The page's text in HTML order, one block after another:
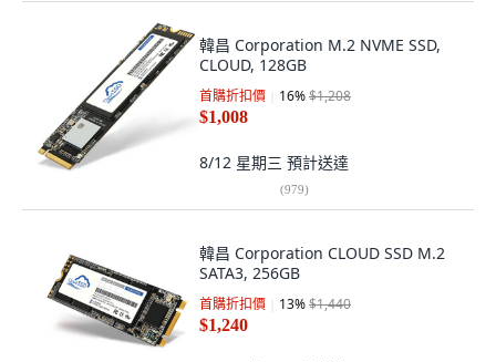
韓昌 Corporation M.2 NVME SSD,
CLOUD, 128GB
首購折扣價 16%$1,208
$1,008
8/12 星期三 預計送達
(979)
韓昌 Corporation CLOUD SSD M.2
SATA3, 256GB
首購折扣價 13%$1,440
$1,240